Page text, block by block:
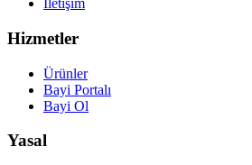
İletişim
Hizmetler
Ürünler
Bayi Portalı
Bayi Ol
Yasal